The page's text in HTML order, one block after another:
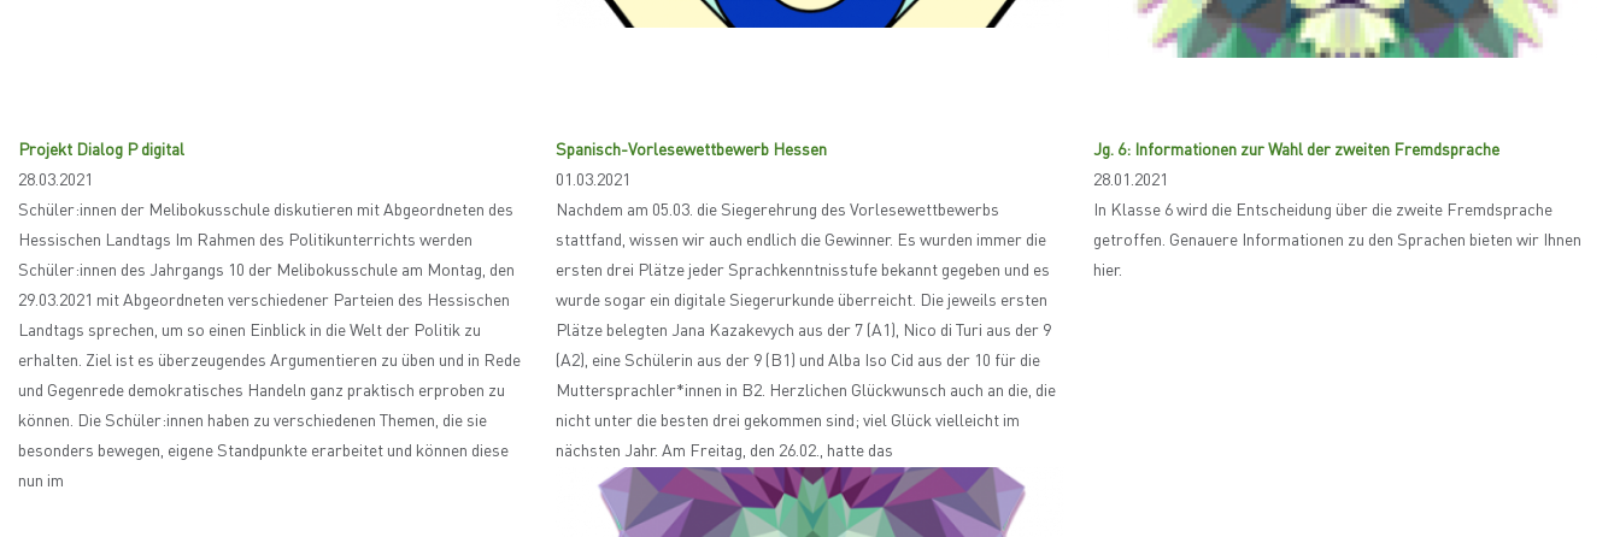
Projekt Dialog P digital
28.03.2021
Schüler:innen der Melibokusschule diskutieren mit Abgeordneten des
Hessischen Landtags Im Rahmen des Politikunterrichts werden
Schüler:innen des Jahrgangs 10 der Melibokusschule am Montag, den
29.03.2021 mit Abgeordneten verschiedener Parteien des Hessischen
Landtags sprechen, um so einen Einblick in die Welt der Politik zu
erhalten. Ziel ist es überzeugendes Argumentieren zu üben und in Rede
und Gegenrede demokratisches Handeln ganz praktisch erproben zu
können. Die Schüler:innen haben zu verschiedenen Themen, die sie
besonders bewegen, eigene Standpunkte erarbeitet und können diese
nun im
Spanisch-Vorlesewettbewerb Hessen
01.03.2021
Nachdem am 05.03. die Siegerehrung des Vorlesewettbewerbs
stattfand, wissen wir auch endlich die Gewinner. Es wurden immer die
ersten drei Plätze jeder Sprachkenntnisstufe bekannt gegeben und es
wurde sogar ein digitale Siegerurkunde überreicht. Die jeweils ersten
Plätze belegten Jana Kazakevych aus der 7 (A1), Nico di Turi aus der 9
(A2), eine Schülerin aus der 9 (B1) und Alba Iso Cid aus der 10 für die
Muttersprachler*innen in B2. Herzlichen Glückwunsch auch an die, die
nicht unter die besten drei gekommen sind; viel Glück vielleicht im
nächsten Jahr. Am Freitag, den 26.02., hatte das
Jg. 6: Informationen zur Wahl der zweiten Fremdsprache
28.01.2021
In Klasse 6 wird die Entscheidung über die zweite Fremdsprache
getroffen. Genauere Informationen zu den Sprachen bieten wir Ihnen
hier.